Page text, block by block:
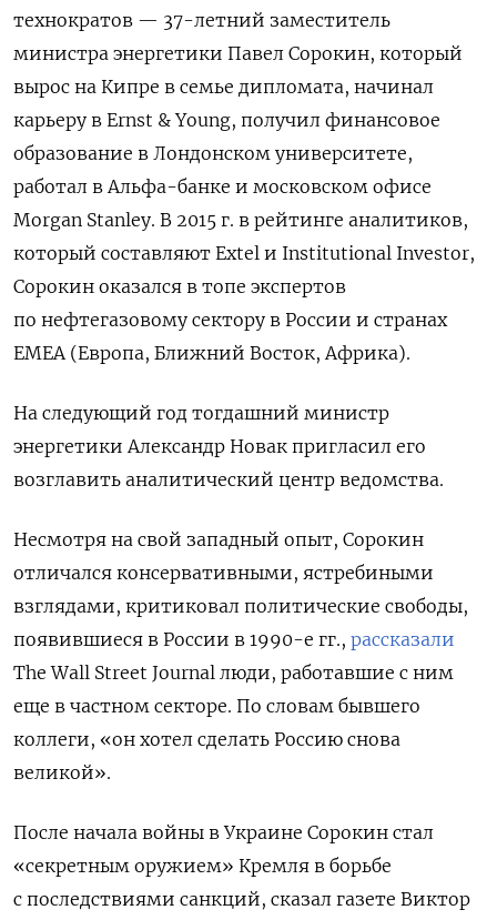
технократов — 37-летний заместитель
министра энергетики Павел Сорокин, который
вырос на Кипре в семье дипломата, начинал
карьеру в Ernst & Young, получил финансовое
образование в Лондонском университете,
работал в Альфа-банке и московском офисе
Morgan Stanley. В 2015 г. в рейтинге аналитиков,
который составляют Extel и Institutional Investor,
Сорокин оказался в топе экспертов
по нефтегазовому сектору в России и странах
EMEA (Европа, Ближний Восток, Африка).
На следующий год тогдашний министр
энергетики Александр Новак пригласил его
возглавить аналитический центр ведомства.
Несмотря на свой западный опыт, Сорокин
отличался консервативными, ястребиными
взглядами, критиковал политические свободы,
появившиеся в России в 1990-е гг., рассказали
The Wall Street Journal люди, работавшие с ним
еще в частном секторе. По словам бывшего
коллеги, «он хотел сделать Россию снова
великой».
После начала войны в Украине Сорокин стал
«секретным оружием» Кремля в борьбе
с последствиями санкций, сказал газете Виктор